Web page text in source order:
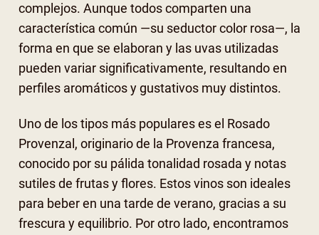
complejos. Aunque todos comparten una
característica común —su seductor color rosa—, la
forma en que se elaboran y las uvas utilizadas
pueden variar significativamente, resultando en
perfiles aromáticos y gustativos muy distintos.
Uno de los tipos más populares es el Rosado
Provenzal, originario de la Provenza francesa,
conocido por su pálida tonalidad rosada y notas
sutiles de frutas y flores. Estos vinos son ideales
para beber en una tarde de verano, gracias a su
frescura y equilibrio. Por otro lado, encontramos